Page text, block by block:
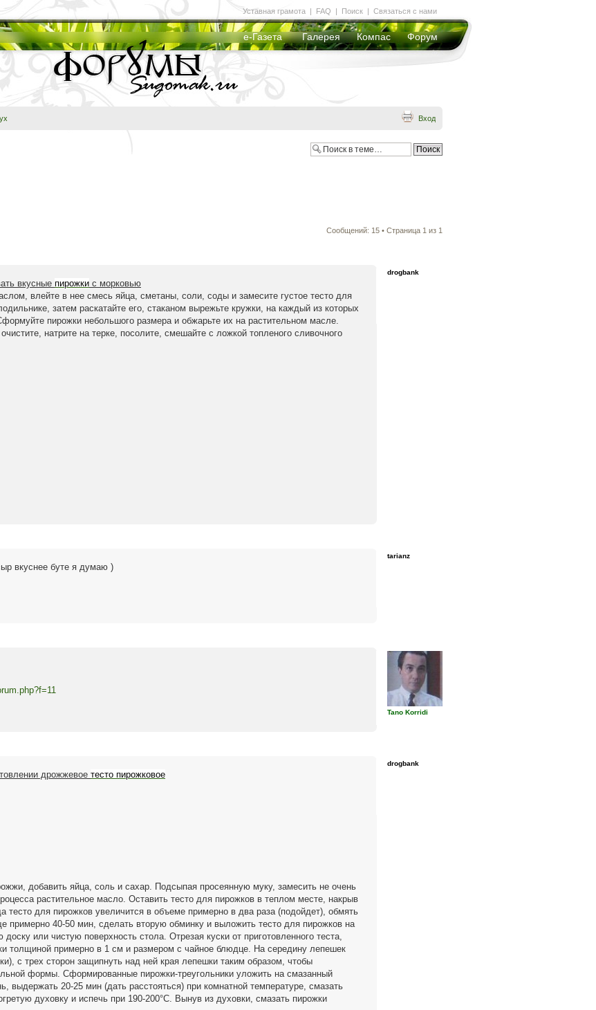
е-Газета Галерея Компас Форум
Уставная грамота | FAQ | Поиск | Связаться с нами
Вход
Сообщений: 15 • Страница 1 из 1
вкусные пирожки с морковью
влейте в нее смесь яйца, сметаны, соли, соды и замесите густое тесто для
затем раскатайте его, стаканом вырежьте кружки, на каждый из которых
пирожки небольшого размера и обжарьте их на растительном масле.
натрите на терке, посолите, смешайте с ложкой топленого сливочного
drogbank
вкуснее буте я думаю )
tarianz
Tano Korridi
дрожжевое тесто пирожковое
добавить яйца, соль и сахар. Подсыпая просеянную муку, замесить не очень
растительное масло. Оставить тесто для пирожков в теплом месте, накрыв
тесто для пирожков увеличится в объеме примерно в два раза (подойдет), обмять
примерно 40-50 мин, сделать вторую обминку и выложить тесто для пирожков на
или чистую поверхность стола. Отрезая куски от приготовленного теста,
толщиной примерно в 1 см и размером с чайное блюдце. На середину лепешек
с трех сторон защипнуть над ней края лепешки таким образом, чтобы
формы. Сформированные пирожки-треугольники уложить на смазанный
выдержать 20-25 мин (дать расстояться) при комнатной температуре, смазать
духовку и испечь при 190-200°С. Вынув из духовки, смазать пирожки
drogbank